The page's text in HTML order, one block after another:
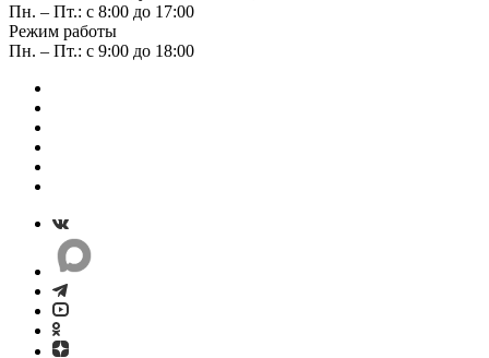
Пн. – Пт.: с 8:00 до 17:00
Режим работы
Пн. – Пт.: с 9:00 до 18:00